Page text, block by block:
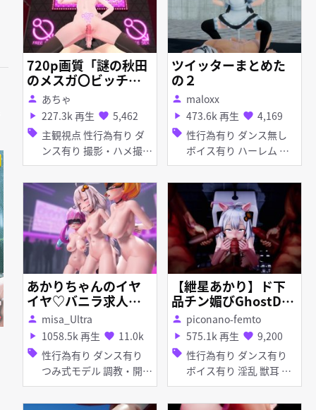
720p画質「謎の秋田
のメスガ〇ビッチの
生意気チン媚びドス
ケベ挑発ダンス」
person あちゃ
play_arrow 227.3k 再生 favorite 5,462
sell 主観視点 性行為有り ダ
ンス有り 撮影・ハメ撮り
淫乱 淫紋 貧乳 ぷに アヘ
顔 イラマチオ お漏ら
し・潮吹き 素股 ディー
プスロート フェラ 女性
上位
ツイッターまとめた
の２
person maloxx
play_arrow 473.6k 再生 favorite 4,169
sell 性行為有り ダンス無し
ボイス有り ハーレム 淫
紋 巨乳 貧乳 ぷに フェラ
女性上位
あかりちゃんのイヤ
イヤ♡バニラ求人ダ
ンス
person misa_Ultra
play_arrow 1058.5k 再生 favorite 11.0k
sell 性行為有り ダンス有り
つみ式モデル 調教・開発
巨乳 ディルド 目隠し 紳
士ハンド お漏らし・潮吹
【紲星あかり】ド下
品チン媚びGhostDan
ce（EX下品版）【SE
X 身体に落書き】
person piconano-femto
play_arrow 575.1k 再生 favorite 9,200
sell 性行為有り ダンス有り
ボイス有り 淫乱 獣耳 痴
女・ビッチ 顔射 フェラ